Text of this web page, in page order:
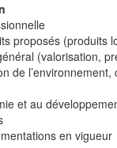
proposés (produits
(valorisation,
de l’environnement,
et au
en vigueur